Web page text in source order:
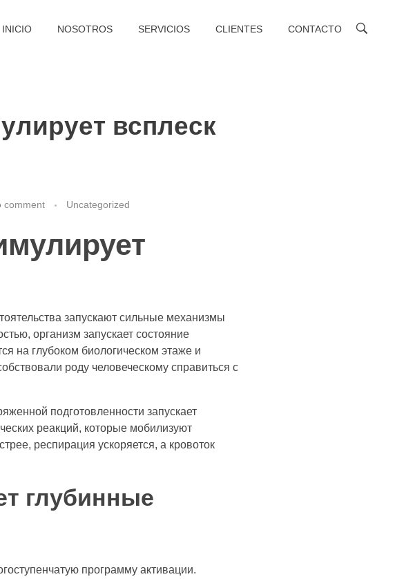
INICIO NOSOTROS SERVICIOS CLIENTES CONTACTO
всплеск
comment Uncategorized
запускают сильные механизмы
организм запускает состояние
на глубоком биологическом этаже и
роду человеческому справиться с
подготовленности запускает
реакций, которые мобилизуют
респирация ускоряется, а кровоток
глубинные
программу активации.